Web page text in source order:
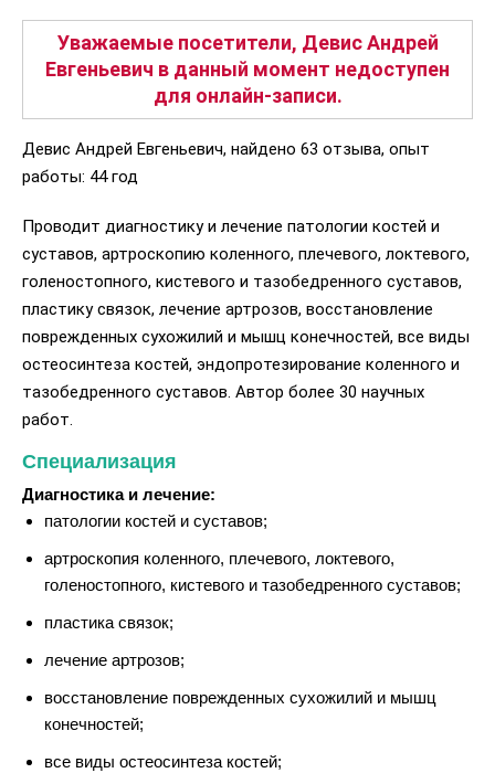
Уважаемые посетители, Девис Андрей
Евгеньевич в данный момент недоступен
для онлайн-записи.
Девис Андрей Евгеньевич, найдено 63 отзыва, опыт
работы: 44 год
Проводит диагностику и лечение патологии костей и
суставов, артроскопию коленного, плечевого, локтевого,
голеностопного, кистевого и тазобедренного суставов,
пластику связок, лечение артрозов, восстановление
поврежденных сухожилий и мышц конечностей, все виды
остеосинтеза костей, эндопротезирование коленного и
тазобедренного суставов. Автор более 30 научных
работ.
Специализация
Диагностика и лечение:
патологии костей и суставов;
артроскопия коленного, плечевого, локтевого,
голеностопного, кистевого и тазобедренного суставов;
пластика связок;
лечение артрозов;
восстановление поврежденных сухожилий и мышц
конечностей;
все виды остеосинтеза костей;